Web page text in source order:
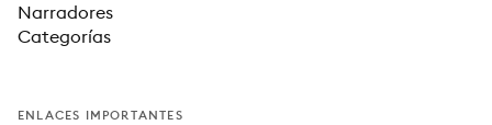
Narradores
Categorías
ENLACES IMPORTANTES